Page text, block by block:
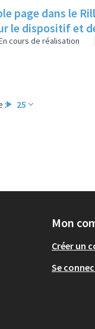
page dans le
le dispositif et
cours de réalisation
: 25
Mon
Créer un
Se